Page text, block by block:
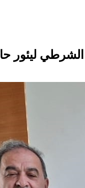
ليئور